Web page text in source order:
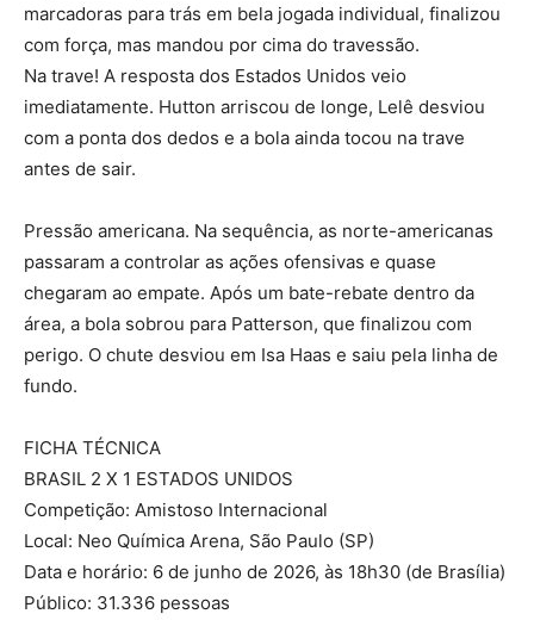
marcadoras para trás em bela jogada individual, finalizou
com força, mas mandou por cima do travessão.
Na trave! A resposta dos Estados Unidos veio
imediatamente. Hutton arriscou de longe, Lelê desviou
com a ponta dos dedos e a bola ainda tocou na trave
antes de sair.
Pressão americana. Na sequência, as norte-americanas
passaram a controlar as ações ofensivas e quase
chegaram ao empate. Após um bate-rebate dentro da
área, a bola sobrou para Patterson, que finalizou com
perigo. O chute desviou em Isa Haas e saiu pela linha de
fundo.
FICHA TÉCNICA
BRASIL 2 X 1 ESTADOS UNIDOS
Competição: Amistoso Internacional
Local: Neo Química Arena, São Paulo (SP)
Data e horário: 6 de junho de 2026, às 18h30 (de Brasília)
Público: 31.336 pessoas